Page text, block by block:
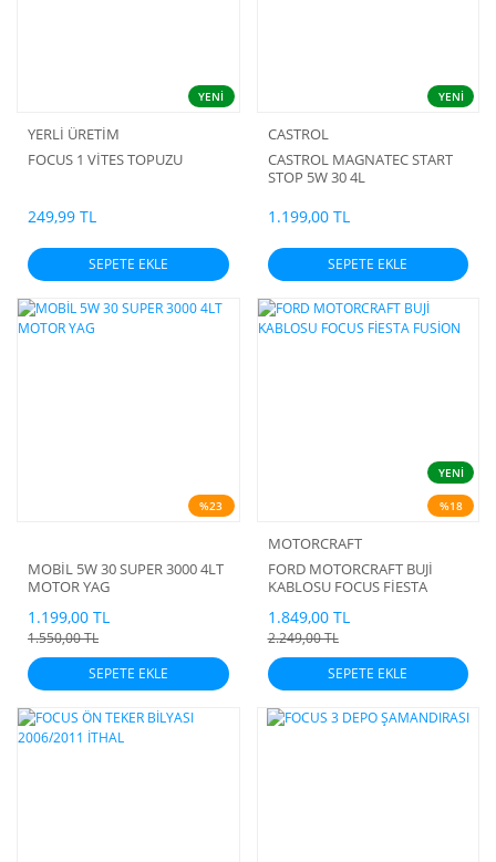
YENİ
YERLİ ÜRETİM
FOCUS 1 VİTES TOPUZU
249,99 TL
SEPETE EKLE
YENİ
CASTROL
CASTROL MAGNATEC START
STOP 5W 30 4L
1.199,00 TL
SEPETE EKLE
%23
MOBİL 5W 30 SUPER 3000 4LT
MOTOR YAG
1.199,00 TL
1.550,00 TL
SEPETE EKLE
YENİ
%18
MOTORCRAFT
FORD MOTORCRAFT BUJİ
KABLOSU FOCUS FİESTA
1.849,00 TL
2.249,00 TL
SEPETE EKLE